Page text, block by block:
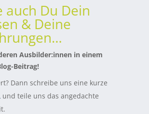
auch Du Dein
& Deine
Ausbilder:innen in einem
Beitrag!
Dann schreibe uns eine kurze
und teile uns das angedachte